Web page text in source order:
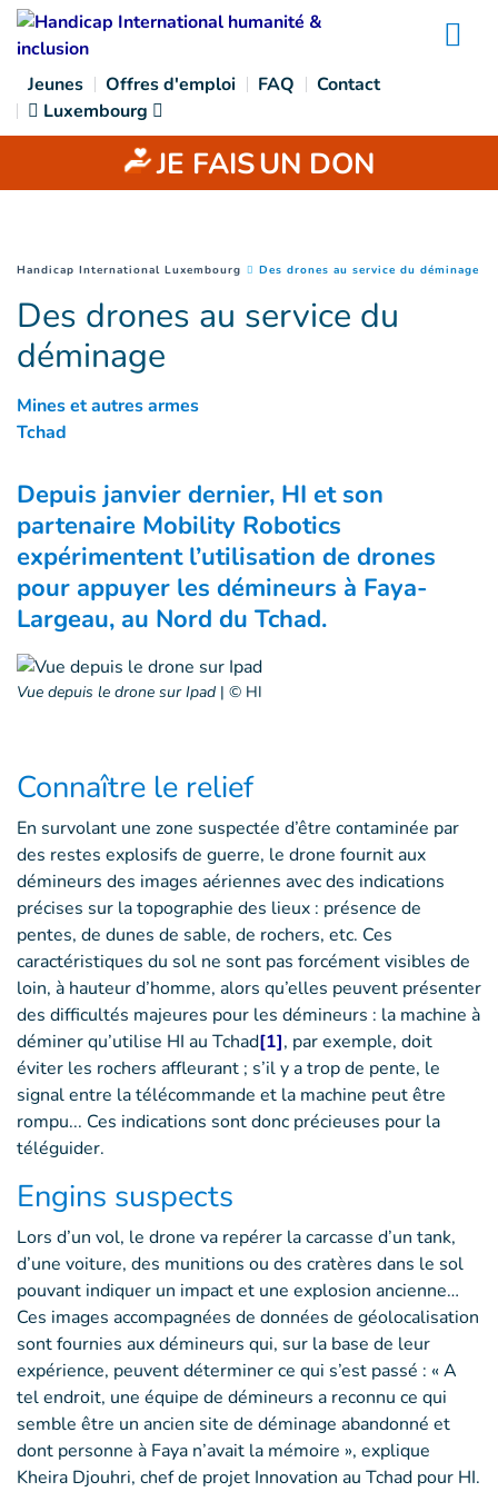
Goto main content
Jeunes Offres d'emploi FAQ
Contact
Luxembourg
JE FAISUN DON
You are here :
Handicap International Luxembourg Des drones au service du déminage
Des drones au service du
déminage
Mines et autres armes
Tchad
Depuis janvier dernier, HI et son
partenaire Mobility Robotics
expérimentent l’utilisation de drones
pour appuyer les démineurs à Faya-
Largeau, au Nord du Tchad.
Vue depuis le drone sur Ipad | © HI
Connaître le relief
En survolant une zone suspectée d’être contaminée par
des restes explosifs de guerre, le drone fournit aux
démineurs des images aériennes avec des indications
précises sur la topographie des lieux : présence de
pentes, de dunes de sable, de rochers, etc. Ces
caractéristiques du sol ne sont pas forcément visibles de
loin, à hauteur d’homme, alors qu’elles peuvent présenter
des difficultés majeures pour les démineurs : la machine à
déminer qu’utilise HI au Tchad[1], par exemple, doit
éviter les rochers affleurant ; s’il y a trop de pente, le
signal entre la télécommande et la machine peut être
rompu... Ces indications sont donc précieuses pour la
téléguider.
Engins suspects
Lors d’un vol, le drone va repérer la carcasse d’un tank,
d’une voiture, des munitions ou des cratères dans le sol
pouvant indiquer un impact et une explosion ancienne…
Ces images accompagnées de données de géolocalisation
sont fournies aux démineurs qui, sur la base de leur
expérience, peuvent déterminer ce qui s’est passé : « A
tel endroit, une équipe de démineurs a reconnu ce qui
semble être un ancien site de déminage abandonné et
dont personne à Faya n’avait la mémoire », explique
Kheira Djouhri, chef de projet Innovation au Tchad pour HI.